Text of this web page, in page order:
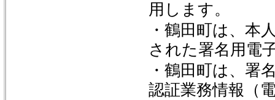
用します。
・鶴田町は、本
された署名用電
・鶴田町は、署
認証業務情報（